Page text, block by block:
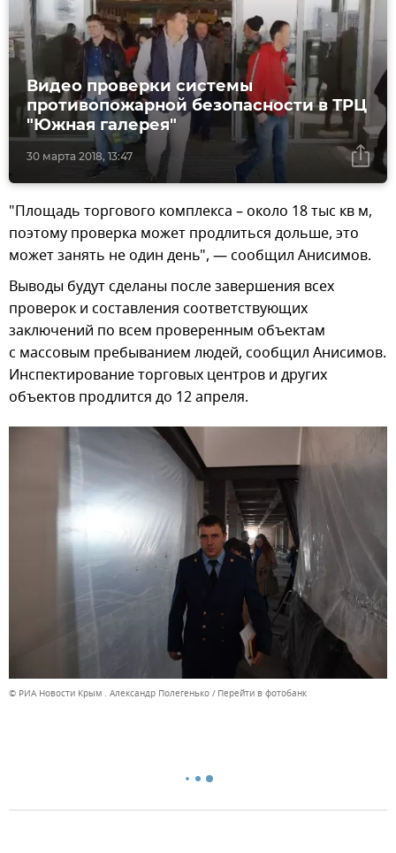
30 марта 2018, 13:47
Видео проверки системы
противопожарной безопасности в ТРЦ
"Южная галерея"
"Площадь торгового комплекса – около 18 тыс кв м,
поэтому проверка может продлиться дольше, это
может занять не один день", — сообщил Анисимов.
Выводы будут сделаны после завершения всех
проверок и составления соответствующих
заключений по всем проверенным объектам
с массовым пребыванием людей, сообщил Анисимов.
Инспектирование торговых центров и других
объектов продлится до 12 апреля.
© РИА Новости Крым . Александр Полегенько Перейти в фотобанк